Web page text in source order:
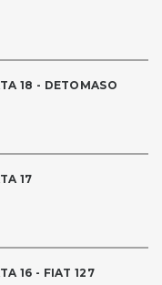
18 - DETOMASO
17
16 - FIAT 127